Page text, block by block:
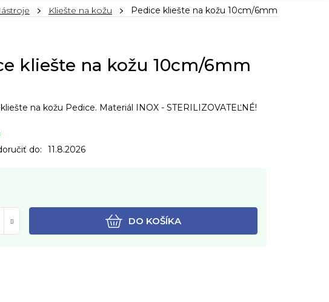
Kliešte na kožu Pedice kliešte na kožu 10cm/6mm
kliešte na kožu 10cm/6mm
na kožu Pedice. Materiál INOX - STERILIZOVATEĽNÉ!
do: 11.8.2026
DO KOŠÍKA